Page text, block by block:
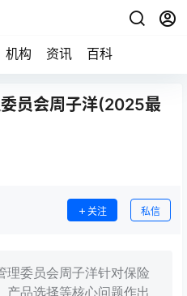
机构 资讯 百科
员会周子洋(2025最
关注 私信
理委员会周子洋针对保险
产品选择等核心问题作出